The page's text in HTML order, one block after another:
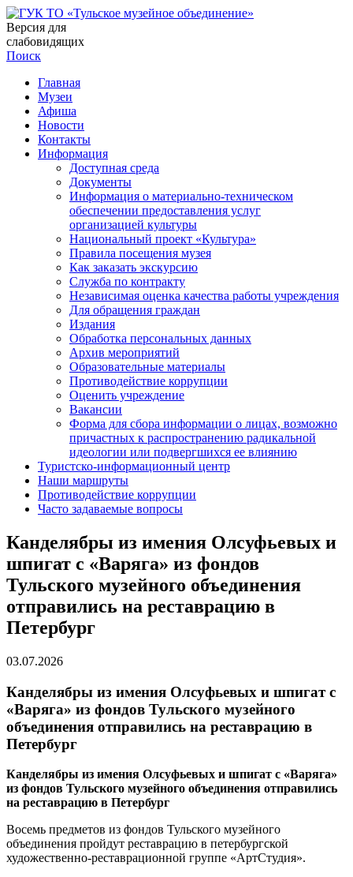
Версия для
слабовидящих
Поиск
Главная
Музеи
Афиша
Новости
Контакты
Информация
Доступная среда
Документы
Информация о материально-техническом
обеспечении предоставления услуг
организацией культуры
Национальный проект «Культура»
Правила посещения музея
Как заказать экскурсию
Служба по контракту
Независимая оценка качества работы учреждения
Для обращения граждан
Издания
Обработка персональных данных
Архив мероприятий
Образовательные материалы
Противодействие коррупции
Оценить учреждение
Вакансии
Форма для сбора информации о лицах, возможно
причастных к распространению радикальной
идеологии или подвергшихся ее влиянию
Туристско-информационный центр
Наши маршруты
Противодействие коррупции
Часто задаваемые вопросы
Канделябры из имения Олсуфьевых и
шпигат с «Варяга» из фондов
Тульского музейного объединения
отправились на реставрацию в
Петербург
03.07.2026
Канделябры из имения Олсуфьевых и шпигат с
«Варяга» из фондов Тульского музейного
объединения отправились на реставрацию в
Петербург
Канделябры из имения Олсуфьевых и шпигат с «Варяга»
из фондов Тульского музейного объединения отправились
на реставрацию в Петербург
Восемь предметов из фондов Тульского музейного
объединения пройдут реставрацию в петербургской
художественно-реставрационной группе «АртСтудия».